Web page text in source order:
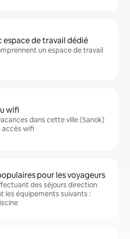
espace de travail dédié
un espace de travail
wifi
dans cette ville (Sanok)
wifi
pour les voyageurs
des séjours direction
les équipements suivants :